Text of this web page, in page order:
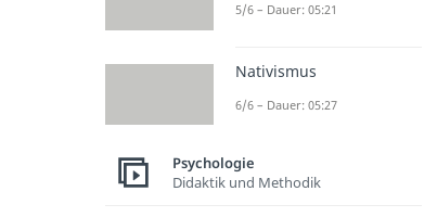
5/6 – Dauer: 05:21
Nativismus
6/6 – Dauer: 05:27
Psychologie
Didaktik und Methodik